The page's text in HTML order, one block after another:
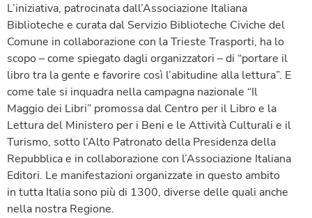
L’iniziativa, patrocinata dall’Associazione Italiana
Biblioteche e curata dal Servizio Biblioteche Civiche del
Comune in collaborazione con la Trieste Trasporti, ha lo
scopo – come spiegato dagli organizzatori – di “portare il
libro tra la gente e favorire così l’abitudine alla lettura”. E
come tale si inquadra nella campagna nazionale “Il
Maggio dei Libri” promossa dal Centro per il Libro e la
Lettura del Ministero per i Beni e le Attività Culturali e il
Turismo, sotto l’Alto Patronato della Presidenza della
Repubblica e in collaborazione con l’Associazione Italiana
Editori. Le manifestazioni organizzate in questo ambito
in tutta Italia sono più di 1300, diverse delle quali anche
nella nostra Regione.